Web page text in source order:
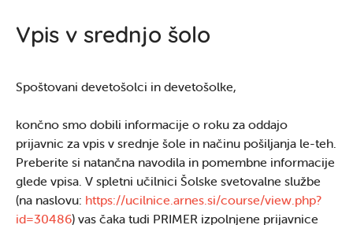
Vpis v srednjo šolo
Spoštovani devetošolci in devetošolke,
končno smo dobili informacije o roku za oddajo
prijavnic za vpis v srednje šole in načinu pošiljanja le-teh.
Preberite si natančna navodila in pomembne informacije
glede vpisa. V spletni učilnici Šolske svetovalne službe
(na naslovu: https://ucilnice.arnes.si/course/view.php?
id=30486) vas čaka tudi PRIMER izpolnjene prijavnice